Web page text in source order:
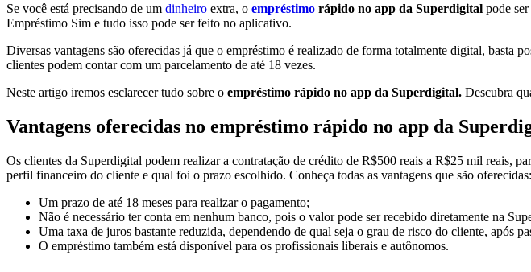
Se você está precisando de um dinheiro extra, o empréstimo rápido no app da Superdigital pode
Empréstimo Sim e tudo isso pode ser feito no aplicativo.
Diversas vantagens são oferecidas já que o empréstimo é realizado de forma totalmente digital, basta
clientes podem contar com um parcelamento de até 18 vezes.
Neste artigo iremos esclarecer tudo sobre o empréstimo rápido no app da Superdigital. Descubra
Vantagens oferecidas no empréstimo rápido no app da
Os clientes da Superdigital podem realizar a contratação de crédito de R$500 reais a R$25 mil reais,
perfil financeiro do cliente e qual foi o prazo escolhido. Conheça todas as vantagens que são oferecidas:
Um prazo de até 18 meses para realizar o pagamento;
Não é necessário ter conta em nenhum banco, pois o valor pode ser recebido diretamente na
Uma taxa de juros bastante reduzida, dependendo de qual seja o grau de risco do cliente, após
O empréstimo também está disponível para os profissionais liberais e autônomos.